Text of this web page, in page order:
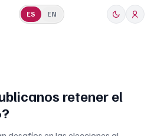
ES EN
retener el